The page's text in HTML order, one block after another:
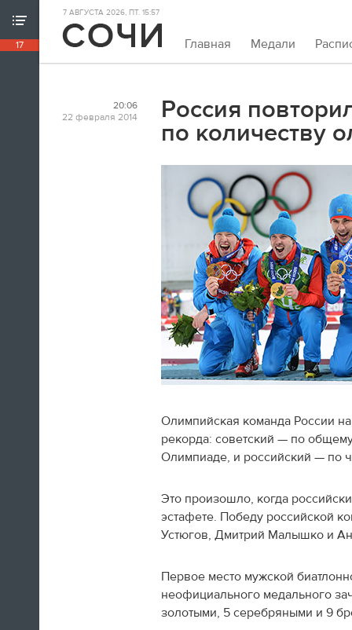
17
ХРОНИКА ИГР
18:39
Пока.
Я признаюсь, в ходе церемонии
закрытия заплакал. По хоккею.
Швед Эрик Карлссон (символическая
сборная хоккейного турнира) на пути из
Юлия Липницкая
7 АВГУСТА 2026, ПТ. 15:57
Главная Медали
20:06
22 февраля 2014
Россия
по количеству
Олимпийская команда России
рекорда: советский — по
Олимпиаде, и российский — по
Это произошло, когда
эстафете. Победу российской
Устюгов, Дмитрий Малышко и
Первое место мужской
неофициального медального
золотыми, 5 серебряными и 9